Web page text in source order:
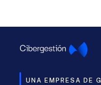
UNA EMPRESA DE